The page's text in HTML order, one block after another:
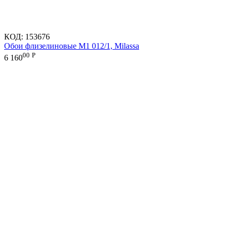
КОД: 153676
Обои флизелиновые M1 012/1, Milassa
6 16000 Р